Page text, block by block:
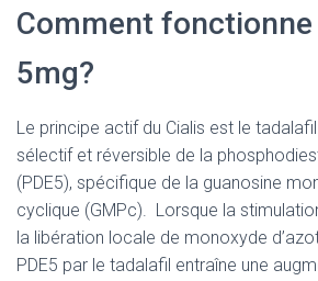
Comment fonctionne
5mg?
Le principe actif du Cialis est le
sélectif et réversible de la
(PDE5), spécifique de la guanosine
cyclique (GMPc). Lorsque la
la libération locale de monoxyde
PDE5 par le tadalafil entraîne une